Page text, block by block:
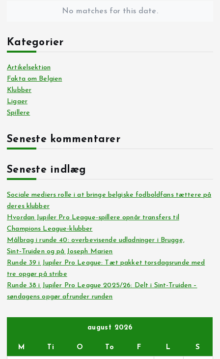
No matches for this date.
Kategorier
Artikelsektion
Fakta om Belgien
Klubber
Ligaer
Spillere
Seneste kommentarer
Seneste indlæg
Sociale mediers rolle i at bringe belgiske fodboldfans tættere på
deres klubber
Hvordan Jupiler Pro League-spillere opnår transfers til
Champions League-klubber
Målbrag i runde 40: overbevisende udladninger i Brugge,
Sint‑Truiden og på Joseph Marien
Runde 39 i Jupiler Pro League: Tæt pakket torsdagsrunde med
tre opgør på stribe
Runde 38 i Jupiler Pro League 2025/26: Delt i Sint-Truiden –
søndagens opgør afrunder runden
august 2026
M Ti O To F L S